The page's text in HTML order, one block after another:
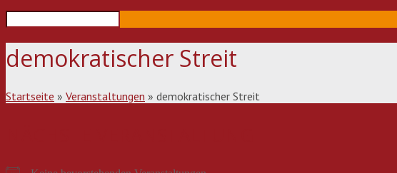
demokratischer Streit
Startseite » Veranstaltungen » demokratischer Streit